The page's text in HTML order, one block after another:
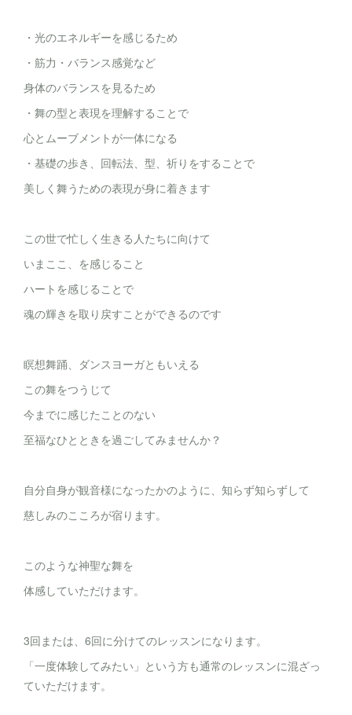
・光のエネルギーを感じるため
・筋力・バランス感覚など
身体のバランスを見るため
・舞の型と表現を理解することで
心とムーブメントが一体になる
・基礎の歩き、回転法、型、祈りをすることで
美しく舞うための表現が身に着きます
この世で忙しく生きる人たちに向けて
いまここ、を感じること
ハートを感じることで
魂の輝きを取り戻すことができるのです
瞑想舞踊、ダンスヨーガともいえる
この舞をつうじて
今までに感じたことのない
至福なひとときを過ごしてみませんか？
自分自身が観音様になったかのように、知らず知らずして
慈しみのこころが宿ります。
このような神聖な舞を
体感していただけます。
3回または、6回に分けてのレッスンになります。
「一度体験してみたい」という方も通常のレッスンに混ざっ
ていただけます。